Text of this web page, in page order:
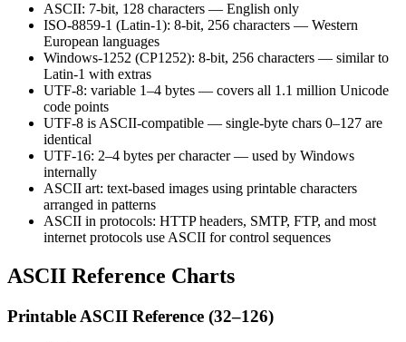
ASCII: 7-bit, 128 characters — English only
ISO-8859-1 (Latin-1): 8-bit, 256 characters — Western
European languages
Windows-1252 (CP1252): 8-bit, 256 characters — similar to
Latin-1 with extras
UTF-8: variable 1–4 bytes — covers all 1.1 million Unicode
code points
UTF-8 is ASCII-compatible — single-byte chars 0–127 are
identical
UTF-16: 2–4 bytes per character — used by Windows
internally
ASCII art: text-based images using printable characters
arranged in patterns
ASCII in protocols: HTTP headers, SMTP, FTP, and most
internet protocols use ASCII for control sequences
ASCII Reference Charts
Printable ASCII Reference (32–126)